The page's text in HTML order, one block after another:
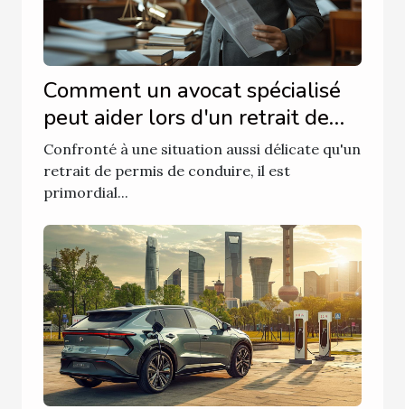
Comment un avocat spécialisé
peut aider lors d'un retrait de
permis de conduire
Confronté à une situation aussi délicate qu'un
retrait de permis de conduire, il est
primordial...